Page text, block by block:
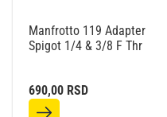
Manfrotto 119 Adapter
Spigot 1/4 & 3/8 F Thr
690,00 RSD